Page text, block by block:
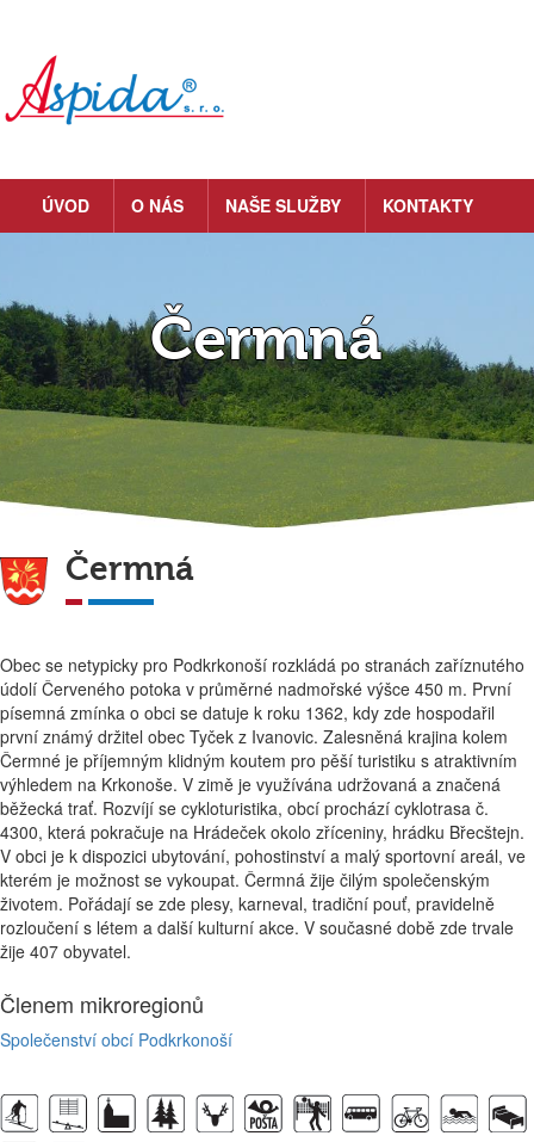
ÚVOD O NÁS NAŠE SLUŽBY KONTAKTY
Čermná
Čermná
Obec se netypicky pro Podkrkonoší rozkládá po stranách zaříznutého
údolí Červeného potoka v průměrné nadmořské výšce 450 m. První
písemná zmínka o obci se datuje k roku 1362, kdy zde hospodařil
první známý držitel obec Tyček z Ivanovic. Zalesněná krajina kolem
Čermné je příjemným klidným koutem pro pěší turistiku s atraktivním
výhledem na Krkonoše. V zimě je využívána udržovaná a značená
běžecká trať. Rozvíjí se cykloturistika, obcí prochází cyklotrasa č.
4300, která pokračuje na Hrádeček okolo zříceniny, hrádku Břecštejn.
V obci je k dispozici ubytování, pohostinství a malý sportovní areál, ve
kterém je možnost se vykoupat. Čermná žije čilým společenským
životem. Pořádají se zde plesy, karneval, tradiční pouť, pravidelně
rozloučení s létem a další kulturní akce. V současné době zde trvale
žije 407 obyvatel.
Členem mikroregionů
Společenství obcí Podkrkonoší